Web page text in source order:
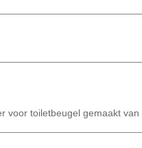
voor toiletbeugel gemaakt van